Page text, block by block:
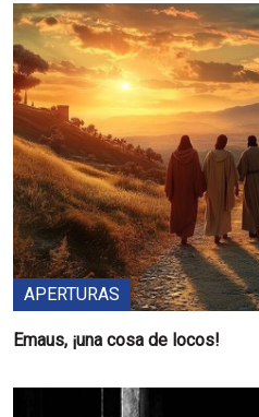
APERTURAS
Emaus, ¡una cosa de locos!